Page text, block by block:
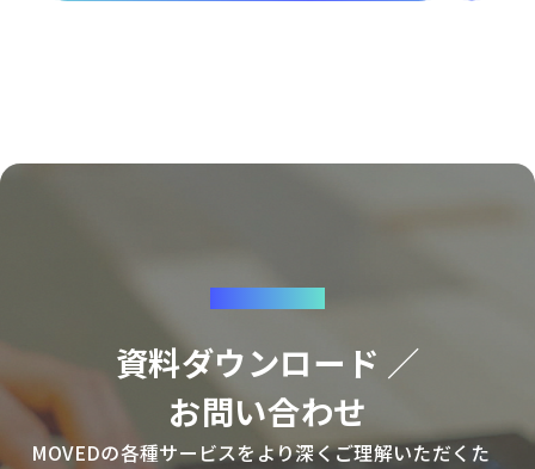
CONTACT
資料ダウンロード ／
お問い合わせ
MOVEDの各種サービスをより深くご理解いただくた